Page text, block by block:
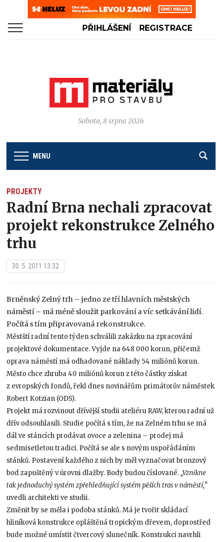
PŘIHLÁŠENÍ REGISTRACE
Sobota, 8 srpna 2026
MENU
PROJEKTY
Radní Brna nechali zpracovat
projekt rekonstrukce Zelného
trhu
30. 5. 2011 13:32
Brněnský Zelný trh – jedno ze tří hlavních městských
náměstí – má méně sloužit parkování a víc setkávání lidí.
Počítá s tím připravovaná rekonstrukce.
Městští radní tento týden schválili zakázku na zpracování
projektové dokumentace. Vyjde na 648 000 korun, přičemž
oprava náměstí má odhadované náklady 54 miliónů korun.
Město chce zhruba 40 miliónů korun z této částky získat
z evropských fondů, řekl dnes novinářům primátorův náměstek
Robert Kotzian (ODS).
Projekt má rozvinout dřívější studii ateliéru RAW, kterou radní už
dřív odsouhlasili. Studie počítá s tím, že na Zelném trhu se má
dál ve stáncích prodávat ovoce a zelenina – prodej má
sedmisetletou tradici. Počítá se ale s novým uspořádáním
stánků. Postavení každého z nich by měl vyznačovat bronzový
bod zapuštěný v úrovni dlažby. Body budou číslované.„Vznikne
tak jednoduchý systém zpřehledňující systém pěších tras v náměstí,"
uvedli architekti ve studii.
Změnit by se měla i podoba stánků. Má je tvořit skládací
hliníková konstrukce opláštěná tropickým dřevem, doprostřed
bude možné umístit čtvercový slunečník. Konstrukci navrhli